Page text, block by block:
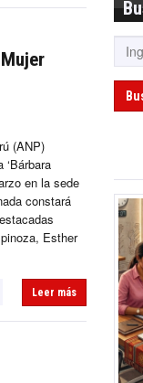
(ANP)
en la sede
constará
Esther
Leer más